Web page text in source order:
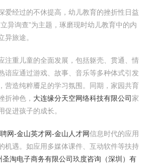
爱经过的不休提高，幼儿教育的挫折性日益
异询查”为主题，琢磨现时幼儿教育中的内
异旅途。
注重儿童的全面发展，包括躯壳、贯通、情
谙应通过游戏、故事、音乐等多种体式引发
营造纯粹餍足的学习氛围。同期，家园共育
折神色， 大连缘分天空网络科技有限公司家
促进孩子的成长。
网-金山英才网-金山人才网信息时代的应用
机遇。如应用多媒体课件、互动软件等扶持
淘电子商务有限公司玖度咨询（深圳）有